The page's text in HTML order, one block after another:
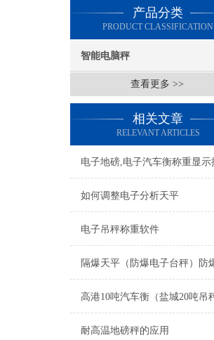
产品分类
PRODUCT CLASSIFICATION
智能电脑秤
查看更多 >>
相关文章
RELEVANT ARTICLES
如何调整电子分析天平
电子吊秤称重软件
耐高温地磅秤的应用